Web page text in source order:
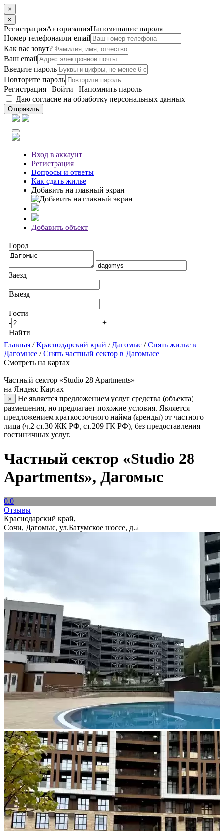
×
×
РегистрацияАвторизацияНапоминание пароля
Номер телефонаили email
Как вас зовут?
Ваш email
Введите пароль
Повторите пароль
Регистрация | Войти | Напомнить пароль
Даю согласие на обработку персональных данных
Отправить
Вход в аккаунт
Регистрация
Вопросы и ответы
Как сдать жилье
Добавить на главный экран
Добавить объект
Город
Заезд
Выезд
Гости
-
+
Найти
Главная /Краснодарский край / Дагомыс /Снять жилье в
Дагомысе /Снять частный сектор в Дагомысе
Смотреть на картах
Частный сектор «Studio 28 Apartments»
на Яндекс Картах
×
Не является предложением услуг средства (объекта)
размещения, но предлагает похожие условия. Является
предложением краткосрочного найма (аренды) от частного
лица (ч.2 ст.30 ЖК РФ, ст.209 ГК РФ), без предоставления
гостиничных услуг.
Частный сектор «Studio 28
Apartments», Дагомыс
0.0
Отзывы
Краснодарский край,
Сочи, Дагомыс, ул.Батумское шоссе, д.2